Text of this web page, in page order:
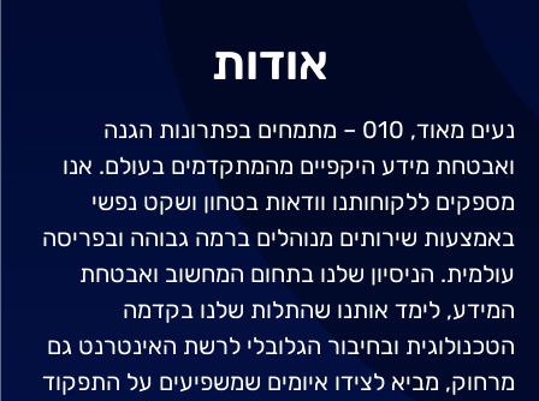
אודות
נעים מאוד, 010 – מתמחים בפתרונות הגנה
ואבטחת מידע היקפיים מהמתקדמים בעולם. אנו
מספקים ללקוחותנו וודאות בטחון ושקט נפשי
באמצעות שירותים מנוהלים ברמה גבוהה ובפריסה
עולמית. הניסיון שלנו בתחום המחשוב ואבטחת
המידע, לימד אותנו שהתלות שלנו בקדמה
הטכנולוגית ובחיבור הגלובלי לרשת האינטרנט גם
מרחוק, מביא לצידו איומים שמשפיעים על התפקוד